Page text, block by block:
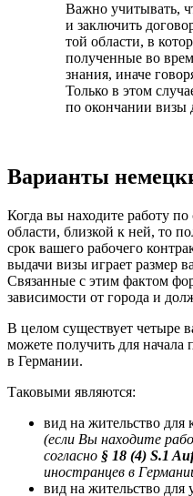
Важно учитывать,
и заключить
той области, в
полученные во
знания, иначе
Только в этом
по окончании визы
Варианты
Когда вы находите работу
области, близкой к ней, то
срок вашего рабочего
выдачи визы играет размер
Связанные с этим фактом
зависимости от города и
В целом существует четыре
можете получить для начала
в Германии.
Таковыми являются:
вид на жительство для
(если Вы находите
согласно § 18 (4) S.1
иностранцев в
вид на жительство для